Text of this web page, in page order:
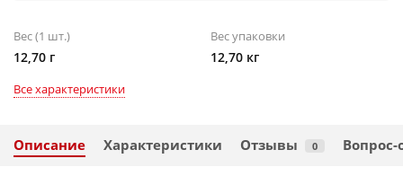
Вес (1 шт.)
12,70 г
Вес упаковки
12,70 кг
Все характеристики
Описание Характеристики Отзывы 0 Вопрос-